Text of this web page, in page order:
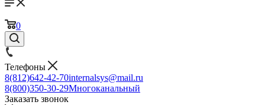
0
Телефоны
8(812)642-42-70internalsys@mail.ru
8(800)350-30-29Многоканальный
Заказать звонок